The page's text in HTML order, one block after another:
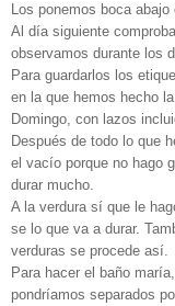
Los ponemos boca
Al día siguiente
observamos durante los
Para guardarlos los
en la que hemos hecho
Domingo, con lazos
Después de todo lo que
el vacío porque no hago
durar mucho.
A la verdura sí que le
se lo que va a durar.
verduras se procede así.
Para hacer el baño
pondríamos separados